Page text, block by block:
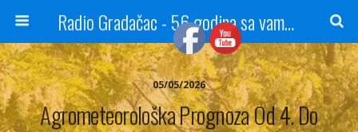
Radio Gradačac - 56 godina sa vama...
05/05/2026
Agrometeorološka Prognoza Od 4. Do